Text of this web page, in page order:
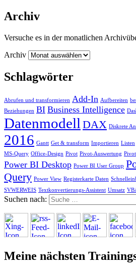
Archiv
Versuche es in der monatlichen
Archiv
Schlagwörter
Abrufen und transformieren Add-In Aufbereiten
Beziehungen BI Business Intelligence
Datenmodell DAX Diskrete
2016 Gantt Get & transform Importieren Listen
MS-Query Office-Design Pivot Pivot-Auswertung
Power BI Desktop Power BI User Group
Query Power View Registerkarte Daten
SVWERWEIS Textkonvertierungs-Assistent Umsatz
Suchen nach:
Meine nächsten